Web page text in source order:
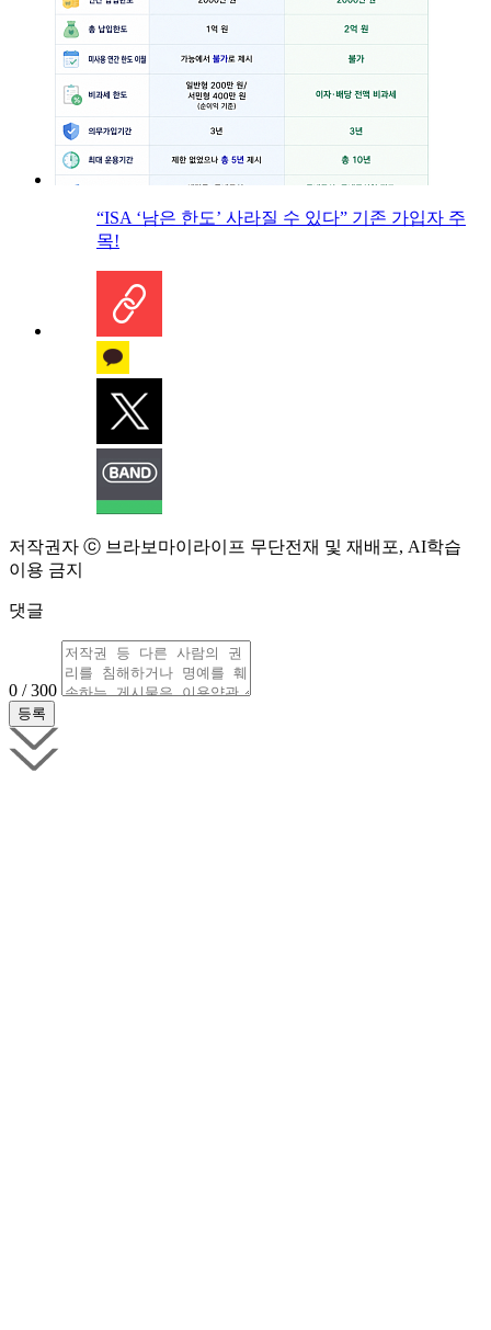
“ISA ‘남은 한도’ 사라질 수 있다” 기존 가입자 주
목!
저작권자 ⓒ 브라보마이라이프 무단전재 및 재배포, AI학습
이용 금지
댓글
0 / 300